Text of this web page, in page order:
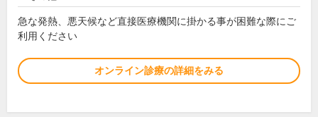
急な発熱、悪天候など直接医療機関に掛かる事が困難な際にご
利用ください
オンライン診療の詳細をみる